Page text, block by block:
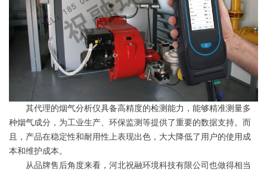
其代理的烟气分析仪具备高精度的检测能力，能够精准测量多
种烟气成分，为工业生产、环保监测等提供了重要的数据支持。而
且，产品在稳定性和耐用性上表现出色，大大降低了用户的使用成
本和维护成本。
从品牌售后角度来看，河北祝融环境科技有限公司也做得相当